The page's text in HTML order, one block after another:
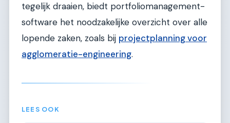
tegelijk draaien, biedt portfoliomanagement-
software het noodzakelijke overzicht over alle
lopende zaken, zoals bij projectplanning voor
agglomeratie-engineering.
LEES OOK